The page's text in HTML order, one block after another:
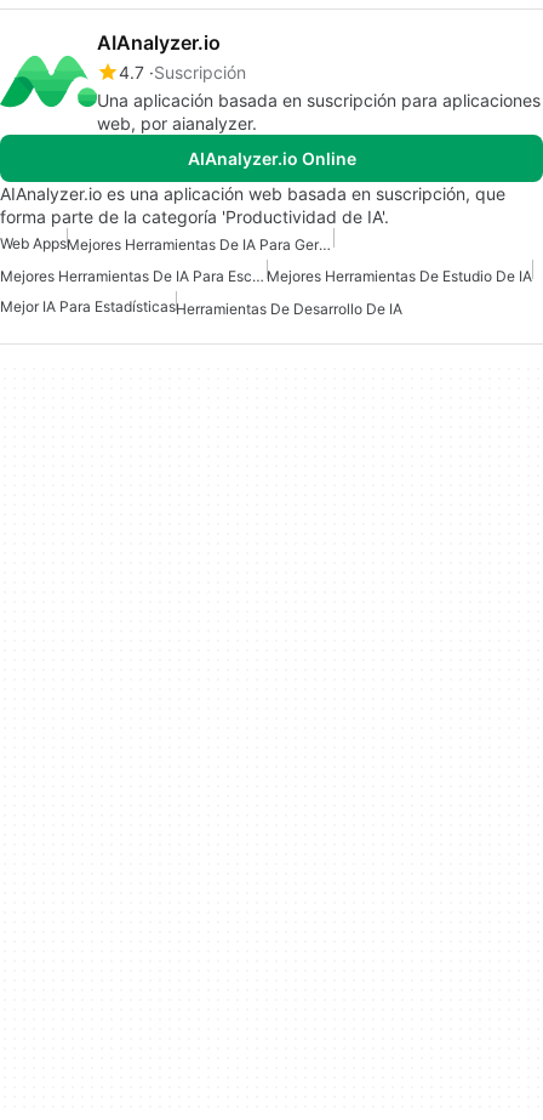
AIAnalyzer.io
4.7 Suscripción
Una aplicación basada en suscripción para aplicaciones
web, por aianalyzer.
AIAnalyzer.io Online
AIAnalyzer.io es una aplicación web basada en suscripción, que
forma parte de la categoría 'Productividad de IA'.
Web Apps
Mejores Herramientas De IA Para Gerentes De Producto
Mejores Herramientas De IA Para Escritores Mejores Herramientas De Estudio De IA
Mejor IA Para EstadísticasHerramientas De Desarrollo De IA